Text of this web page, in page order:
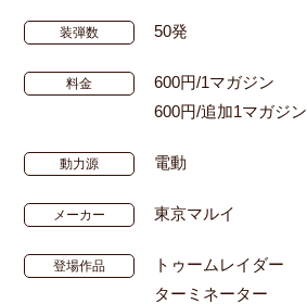
装弾数 50発
料金
600円/1マガジン
600円/追加1マガジン
動力源 電動
メーカー 東京マルイ
登場作品
トゥームレイダー
ターミネーター